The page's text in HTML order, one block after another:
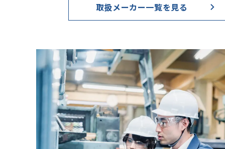
取扱メーカー一覧を見る